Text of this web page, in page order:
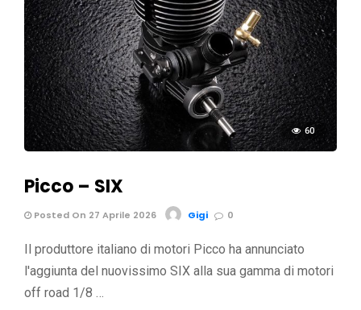
60
Picco – SIX
Posted On 27 Aprile 2026 Gigi 0
Il produttore italiano di motori Picco ha annunciato
l'aggiunta del nuovissimo SIX alla sua gamma di motori
off road 1/8 …